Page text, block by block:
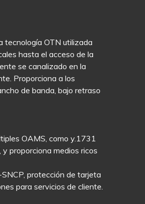
tecnología OTN utilizada
hasta el acceso de la
se canalizado en la
Proporciona a los
de banda, bajo retraso
OAMS, como y.1731
proporciona medios ricos
protección de tarjeta
para servicios de cliente.